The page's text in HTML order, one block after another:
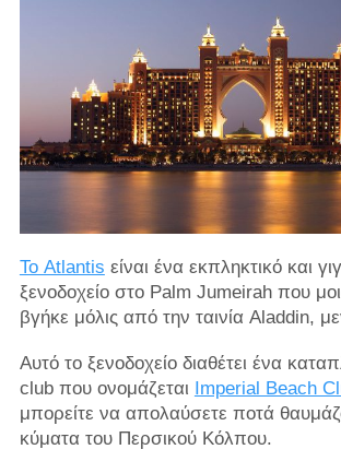
Το Atlantis είναι ένα εκπληκτικό και
ξενοδοχείο στο Palm Jumeirah που
βγήκε μόλις από την ταινία Aladdin,
Αυτό το ξενοδοχείο διαθέτει ένα
club που ονομάζεται Imperial Beach
μπορείτε να απολαύσετε ποτά
κύματα του Περσικού Κόλπου.